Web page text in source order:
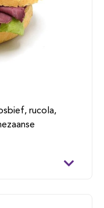
rucola,